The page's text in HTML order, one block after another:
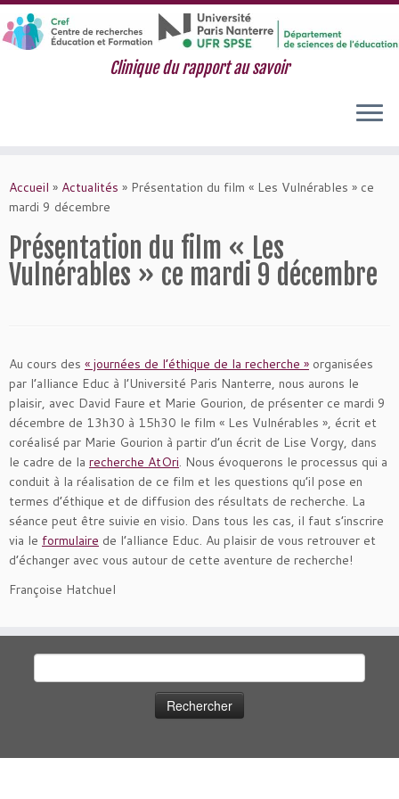
au
contenu
Clinique du rapport au savoir
Accueil » Actualités » Présentation du film « Les Vulnérables » ce
mardi 9 décembre
Présentation du film « Les
Vulnérables » ce mardi 9 décembre
Au cours des « journées de l’éthique de la recherche » organisées
par l’alliance Educ à l’Université Paris Nanterre, nous aurons le
plaisir, avec David Faure et Marie Gourion, de présenter ce mardi 9
décembre de 13h30 à 15h30 le film « Les Vulnérables », écrit et
coréalisé par Marie Gourion à partir d’un écrit de Lise Vorgy, dans
le cadre de la recherche AtOri. Nous évoquerons le processus qui a
conduit à la réalisation de ce film et les questions qu’il pose en
termes d’éthique et de diffusion des résultats de recherche. La
séance peut être suivie en visio. Dans tous les cas, il faut s’inscrire
via le formulaire de l’alliance Educ. Au plaisir de vous retrouver et
d’échanger avec vous autour de cette aventure de recherche!
Françoise Hatchuel